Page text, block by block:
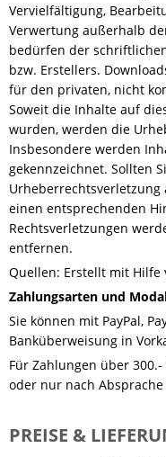
Vervielfältigung,
Verwertung außerhalb
bedürfen der
bzw. Erstellers.
für den privaten, nicht
Soweit die Inhalte auf
wurden, werden die
Insbesondere werden
gekennzeichnet. Sollten
einen entsprechenden
Rechtsverletzungen
entfernen.
Quellen: Erstellt mit
Zahlungsarten und
Sie können mit PayPal,
Banküberweisung in
Für Zahlungen über
oder nur nach
PREISE &